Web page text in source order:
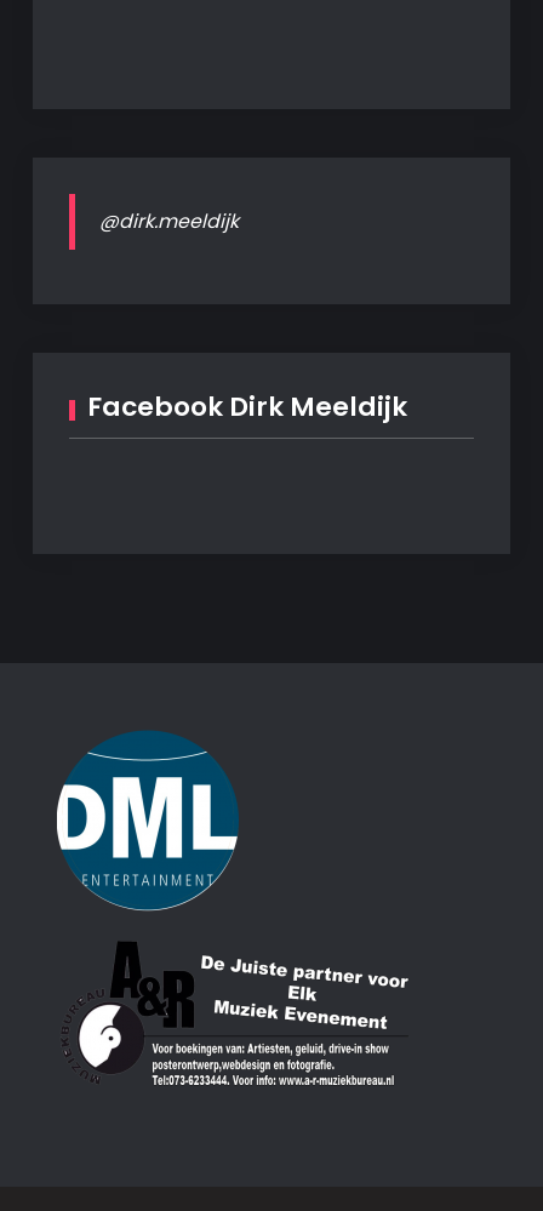
@dirk.meeldijk
Facebook Dirk Meeldijk